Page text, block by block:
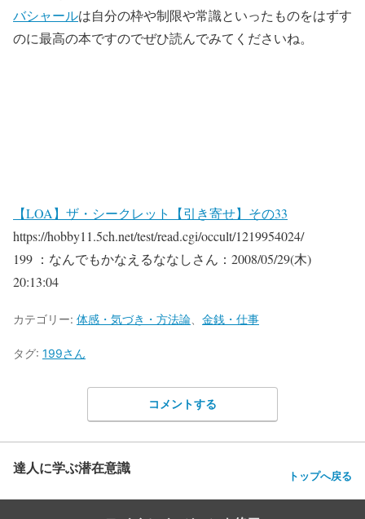
バシャールは自分の枠や制限や常識といったものをはずす
のに最高の本ですのでぜひ読んでみてくださいね。
【LOA】ザ・シークレット【引き寄せ】その33
https://hobby11.5ch.net/test/read.cgi/occult/1219954024/
199 ：なんでもかなえるななしさん：2008/05/29(木)
20:13:04
カテゴリー: 体感・気づき・方法論 金銭・仕事
タグ: 199さん
コメントする
達人に学ぶ潜在意識 トップへ戻る